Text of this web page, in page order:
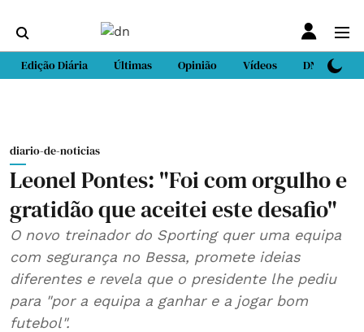
Edição Diária Últimas Opinião Vídeos DN Sport
diario-de-noticias
Leonel Pontes: "Foi com orgulho e
gratidão que aceitei este desafio"
O novo treinador do Sporting quer uma equipa
com segurança no Bessa, promete ideias
diferentes e revela que o presidente lhe pediu
para "por a equipa a ganhar e a jogar bom
futebol".